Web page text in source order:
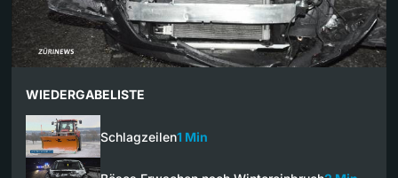
WIEDERGABELISTE
Schlagzeilen1 Min